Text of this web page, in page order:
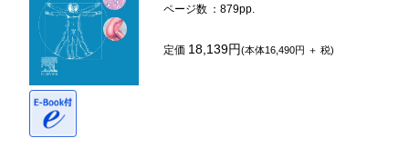
ページ数 ：879pp.
定価 18,139円(本体16,490円 ＋ 税)